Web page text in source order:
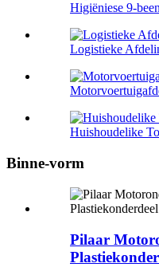
Higiëniese 9-
Logistieke
Huishoudelike
Binne-vorm
Pilaar